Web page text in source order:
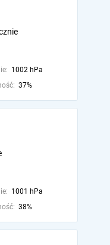
1002 hPa
37%
1001 hPa
38%